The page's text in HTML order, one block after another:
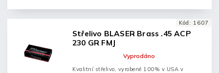
Střelivo BLASER Brass .45 ACP
230 GR FMJ
Vyprodáno
Kvalitní střelivo, vyrobené 100% v USA v
Kód: 1607